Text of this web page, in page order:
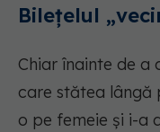
Bilețelul
Chiar înainte de a
care stătea
o pe femeie și i-a